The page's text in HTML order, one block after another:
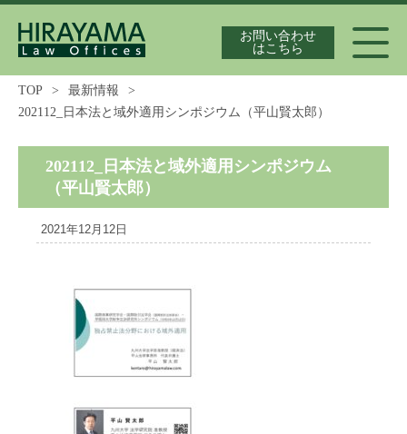
お問い合わせ
はこちら
代表弁護士紹介
独占禁止法案件の実績
最新情報
独占禁止法の論文集
TOP > 最新情報
>
202112_日本法と域外適用シンポジウム（平山賢太郎）
202112_日本法と域外適用シンポジウム
（平山賢太郎）
2021年12月12日